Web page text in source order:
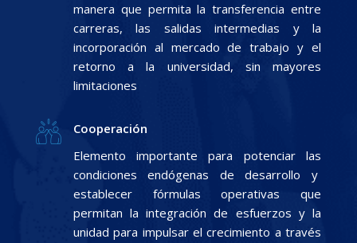
manera que permita la transferencia entre
carreras, las salidas intermedias y la
incorporación al mercado de trabajo y el
retorno a la universidad, sin mayores
limitaciones
Cooperación
Elemento importante para potenciar las
condiciones endógenas de desarrollo y
establecer fórmulas operativas que
permitan la integración de esfuerzos y la
unidad para impulsar el crecimiento a través